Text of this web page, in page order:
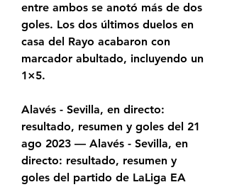
entre ambos se anotó más de dos
goles. Los dos últimos duelos en
casa del Rayo acabaron con
marcador abultado, incluyendo un
1×5.
Alavés - Sevilla, en directo:
resultado, resumen y goles del 21
ago 2023 — Alavés - Sevilla, en
directo: resultado, resumen y
goles del partido de LaLiga EA